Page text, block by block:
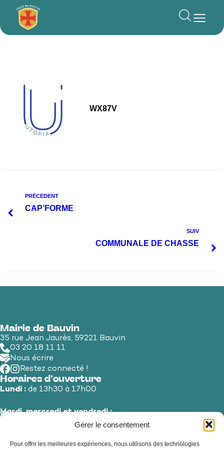
Gérer le consentement
Pour offrir les meilleures expériences, nous utilisons des technologies
principal
WX87V
PRÉCÉDENT
CAP’FORME
SUIV
COMMUNALE DE CHASSE
Mairie de Bauvin
35 rue Jean Jaurès, 59221 Bauvin
03 20 18 11 11
Nous écrire
Restez connecté !
Horaires d’ouverture
Lundi : de 13h30 à 17h00
Mardi, mercredi et vendredi :
de 8h30 à 12h00 et de 13h30 à 17h00
Jeudi et samedi :de 8h30 à 12h00